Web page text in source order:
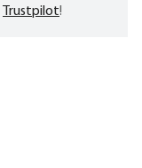
Trustpilot!